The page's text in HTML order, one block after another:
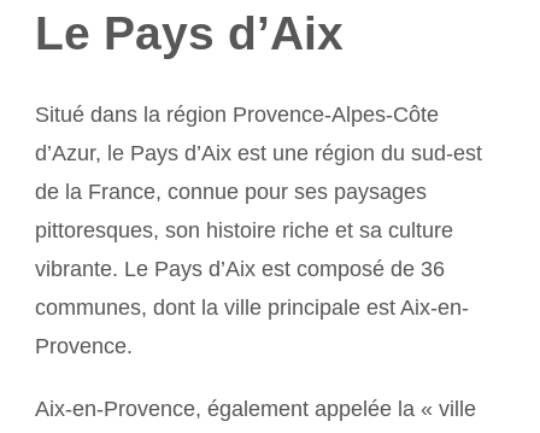
Le Pays d’Aix
Situé dans la région Provence-Alpes-Côte
d’Azur, le Pays d’Aix est une région du sud-est
de la France, connue pour ses paysages
pittoresques, son histoire riche et sa culture
vibrante. Le Pays d’Aix est composé de 36
communes, dont la ville principale est Aix-en-
Provence.
Aix-en-Provence, également appelée la « ville